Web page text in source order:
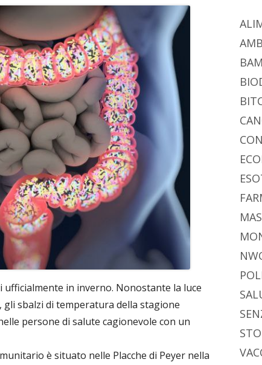
in inverno. Nonostante la luce
sbalzi di temperatura della stagione
persone di salute cagionevole con un
è situato nelle Placche di Peyer nella